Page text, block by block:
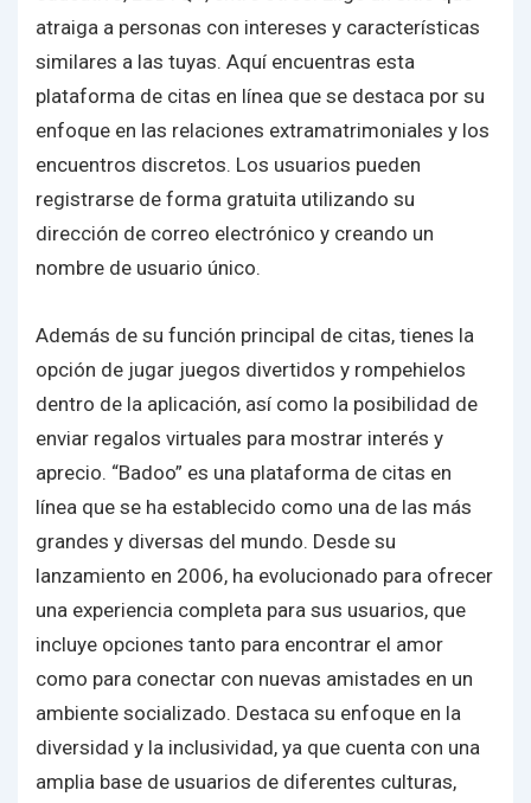
atraiga a personas con intereses y características
similares a las tuyas. Aquí encuentras esta
plataforma de citas en línea que se destaca por su
enfoque en las relaciones extramatrimoniales y los
encuentros discretos. Los usuarios pueden
registrarse de forma gratuita utilizando su
dirección de correo electrónico y creando un
nombre de usuario único.
Además de su función principal de citas, tienes la
opción de jugar juegos divertidos y rompehielos
dentro de la aplicación, así como la posibilidad de
enviar regalos virtuales para mostrar interés y
aprecio. “Badoo” es una plataforma de citas en
línea que se ha establecido como una de las más
grandes y diversas del mundo. Desde su
lanzamiento en 2006, ha evolucionado para ofrecer
una experiencia completa para sus usuarios, que
incluye opciones tanto para encontrar el amor
como para conectar con nuevas amistades en un
ambiente socializado. Destaca su enfoque en la
diversidad y la inclusividad, ya que cuenta con una
amplia base de usuarios de diferentes culturas,